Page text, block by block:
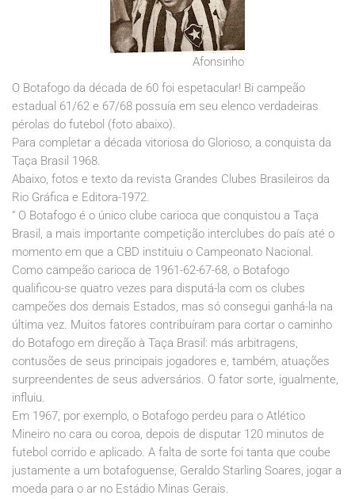
Afonsinho
O Botafogo da década de 60 foi espetacular! Bi campeão
estadual 61/62 e 67/68 possuía em seu elenco verdadeiras
pérolas do futebol (foto abaixo).
Para completar a década vitoriosa do Glorioso, a conquista da
Taça Brasil 1968.
Abaixo, fotos e texto da revista Grandes Clubes Brasileiros da
Rio Gráfica e Editora-1972.
“ O Botafogo é o único clube carioca que conquistou a Taça
Brasil, a mais importante competição interclubes do país até o
momento em que a CBD instituiu o Campeonato Nacional.
Como campeão carioca de 1961-62-67-68, o Botafogo
qualificou-se quatro vezes para disputá-la com os clubes
campeões dos demais Estados, mas só consegui ganhá-la na
última vez. Muitos fatores contribuíram para cortar o caminho
do Botafogo em direção à Taça Brasil: más arbitragens,
contusões de seus principais jogadores e, também, atuações
surpreendentes de seus adversários. O fator sorte, igualmente,
influiu.
Em 1967, por exemplo, o Botafogo perdeu para o Atlético
Mineiro no cara ou coroa, depois de disputar 120 minutos de
futebol corrido e aplicado. A falta de sorte foi tanta que coube
justamente a um botafoguense, Geraldo Starling Soares, jogar a
moeda para o ar no Estádio Minas Gerais.